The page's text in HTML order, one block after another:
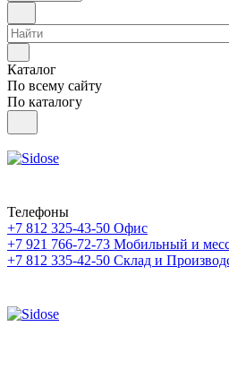
Каталог
По всему сайту
По каталогу
Телефоны
+7 812 325-43-50 Офис
+7 921 766-72-73 Мобильный и
+7 812 335-42-50 Склад и